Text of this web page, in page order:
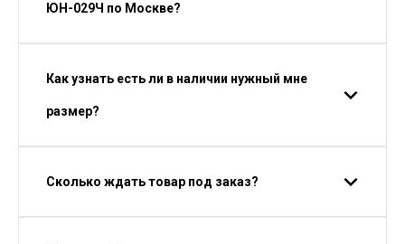
ЮН-029Ч по Москве?
Как узнать есть ли в наличии нужный мне
размер?
Сколько ждать товар под заказ?